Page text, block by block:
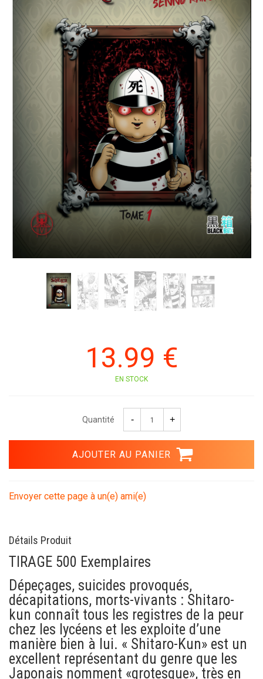
13.99 €
EN STOCK
Quantité
Envoyer cette page à un(e) ami(e)
Détails Produit
TIRAGE 500 Exemplaires
Dépeçages, suicides provoqués,
décapitations, morts-vivants : Shitaro-
kun connaît tous les registres de la peur
chez les lycéens et les exploite d’une
manière bien à lui. « Shitaro-Kun» est un
excellent représentant du genre que les
Japonais nomment «grotesque», très en